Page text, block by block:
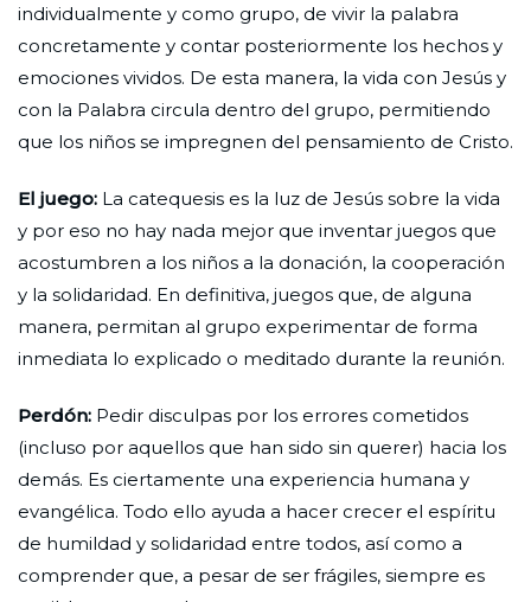
individualmente y como grupo, de vivir la palabra
concretamente y contar posteriormente los hechos y
emociones vividos. De esta manera, la vida con Jesús y
con la Palabra circula dentro del grupo, permitiendo
que los niños se impregnen del pensamiento de Cristo.
El juego: La catequesis es la luz de Jesús sobre la vida
y por eso no hay nada mejor que inventar juegos que
acostumbren a los niños a la donación, la cooperación
y la solidaridad. En definitiva, juegos que, de alguna
manera, permitan al grupo experimentar de forma
inmediata lo explicado o meditado durante la reunión.
Perdón: Pedir disculpas por los errores cometidos
(incluso por aquellos que han sido sin querer) hacia los
demás. Es ciertamente una experiencia humana y
evangélica. Todo ello ayuda a hacer crecer el espíritu
de humildad y solidaridad entre todos, así como a
comprender que, a pesar de ser frágiles, siempre es